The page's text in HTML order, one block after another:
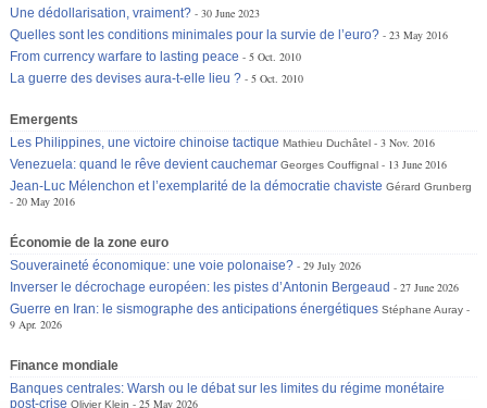
Une dédollarisation, vraiment?
30 June 2023
Quelles sont les conditions minimales pour la survie de l’euro?
23 May 2016
From currency warfare to lasting peace
5 Oct. 2010
La guerre des devises aura-t-elle lieu ?
5 Oct. 2010
Emergents
Les Philippines, une victoire chinoise tactique Mathieu Duchâtel
3 Nov. 2016
Venezuela: quand le rêve devient cauchemar Georges Couffignal
13 June 2016
Jean-Luc Mélenchon et l’exemplarité de la démocratie chaviste Gérard Grunberg
20 May 2016
Économie de la zone euro
Souveraineté économique: une voie polonaise?
29 July 2026
Inverser le décrochage européen: les pistes d’Antonin Bergeaud
27 June 2026
Guerre en Iran: le sismographe des anticipations énergétiques Stéphane Auray
9 Apr. 2026
Finance mondiale
Banques centrales: Warsh ou le débat sur les limites du régime monétaire
post-crise Olivier Klein 25 May 2026